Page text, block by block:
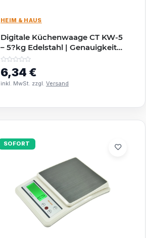
HEIM & HAUS
Digitale Küchenwaage CT KW-5
– 5?kg Edelstahl | Genauigkeit
±1?g | LCD-Anzeige
6,34 €
inkl. MwSt. zzgl. Versand
SOFORT